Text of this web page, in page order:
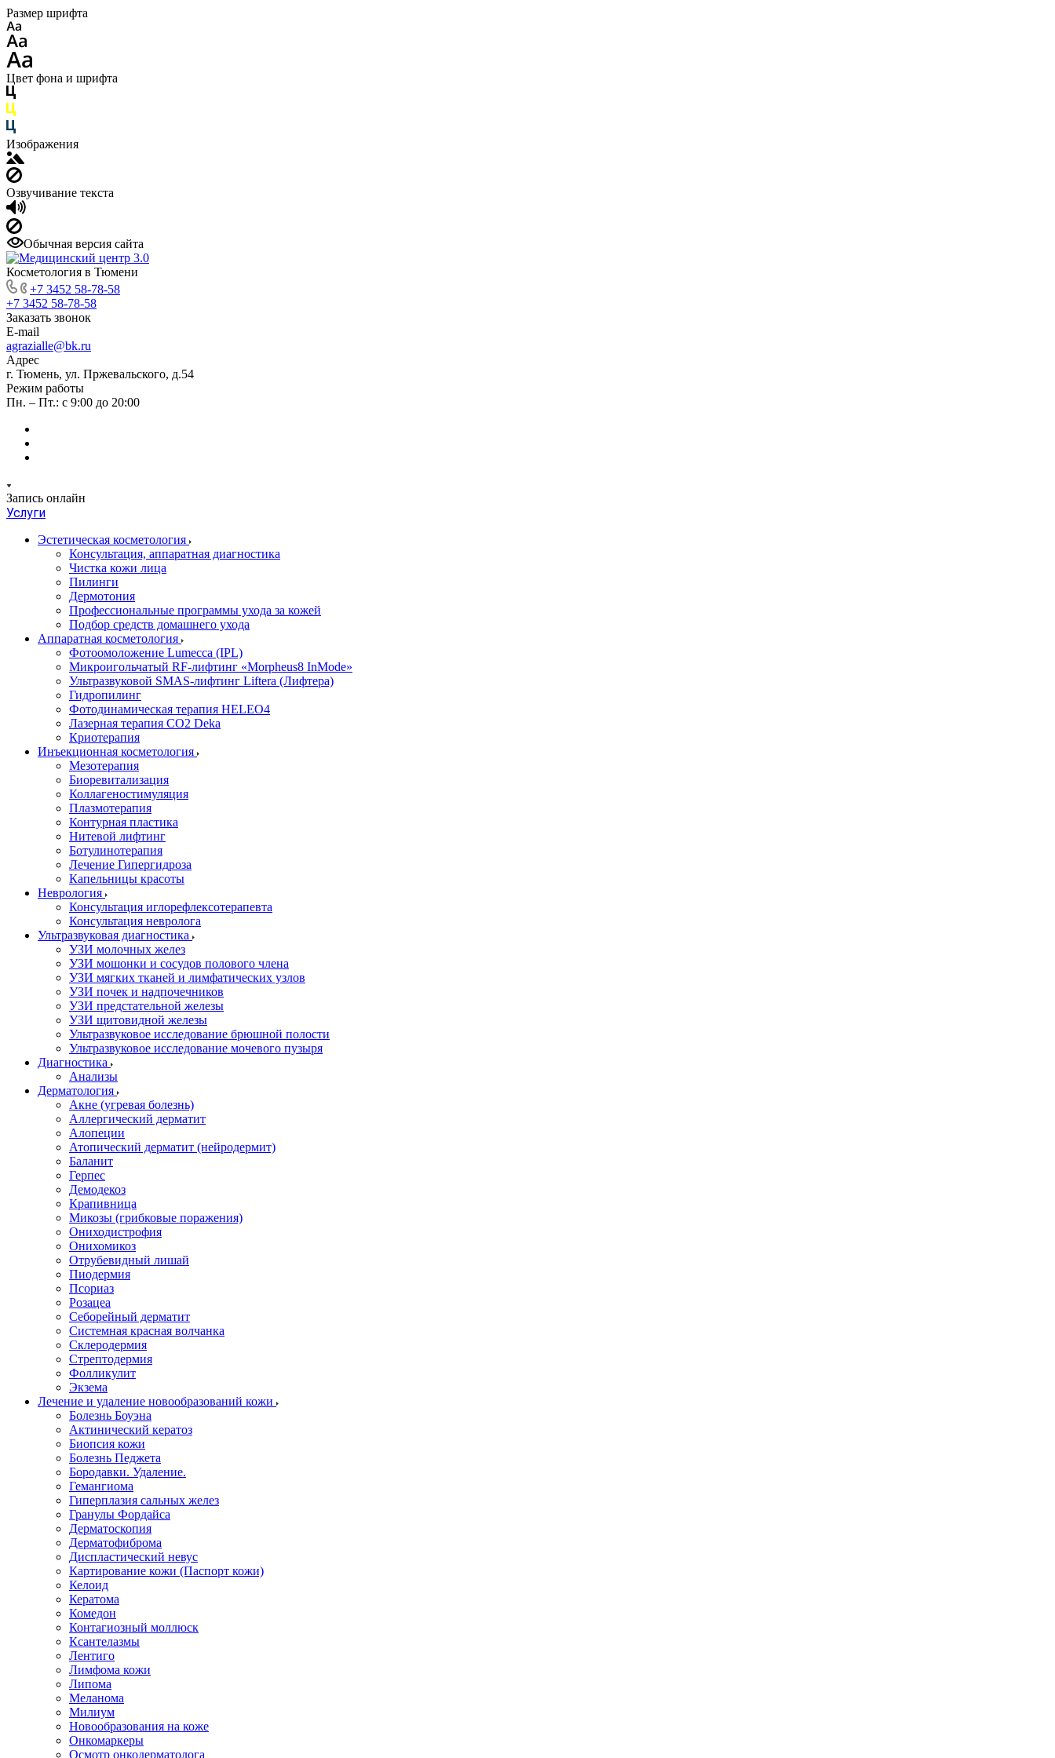
Размер шрифта
Цвет фона и шрифта
Изображения
Озвучивание текста
Обычная версия сайта
Косметология в Тюмени
+7 3452 58-78-58
+7 3452 58-78-58
Заказать звонок
E-mail
agrazialle@bk.ru
Адрес
г. Тюмень, ул. Пржевальского, д.54
Режим работы
Пн. – Пт.: с 9:00 до 20:00
Запись онлайн
Услуги
Эстетическая косметология
Консультация, аппаратная диагностика
Чистка кожи лица
Пилинги
Дермотония
Профессиональные программы ухода за кожей
Подбор средств домашнего ухода
Аппаратная косметология
Фотоомоложение Lumecca (IPL)
Микроигольчатый RF-лифтинг «Morpheus8 InMode»
Ультразвуковой SMAS-лифтинг Liftera (Лифтера)
Гидропилинг
Фотодинамическая терапия HELEO4
Лазерная терапия CO2 Deka
Криотерапия
Инъекционная косметология
Мезотерапия
Биоревитализация
Коллагеностимуляция
Плазмотерапия
Контурная пластика
Нитевой лифтинг
Ботулинотерапия
Лечение Гипергидроза
Капельницы красоты
Неврология
Консультация иглорефлексотерапевта
Консультация невролога
Ультразвуковая диагностика
УЗИ молочных желез
УЗИ мошонки и сосудов полового члена
УЗИ мягких тканей и лимфатических узлов
УЗИ почек и надпочечников
УЗИ предстательной железы
УЗИ щитовидной железы
Ультразвуковое исследование брюшной полости
Ультразвуковое исследование мочевого пузыря
Диагностика
Анализы
Дерматология
Акне (угревая болезнь)
Аллергический дерматит
Алопеции
Атопический дерматит (нейродермит)
Баланит
Герпес
Демодекоз
Крапивница
Микозы (грибковые поражения)
Ониходистрофия
Онихомикоз
Отрубевидный лишай
Пиодермия
Псориаз
Розацеа
Себорейный дерматит
Системная красная волчанка
Склеродермия
Стрептодермия
Фолликулит
Экзема
Лечение и удаление новообразований кожи
Болезнь Боуэна
Актинический кератоз
Биопсия кожи
Болезнь Педжета
Бородавки. Удаление.
Гемангиома
Гиперплазия сальных желез
Гранулы Фордайса
Дерматоскопия
Дерматофиброма
Диспластический невус
Картирование кожи (Паспорт кожи)
Келоид
Кератома
Комедон
Контагиозный моллюск
Ксантелазмы
Лентиго
Лимфома кожи
Липома
Меланома
Милиум
Новообразования на коже
Онкомаркеры
Осмотр онкодерматолога